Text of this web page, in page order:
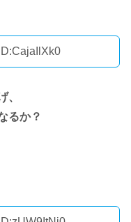
ID:CajaIlXk0
、
るか？